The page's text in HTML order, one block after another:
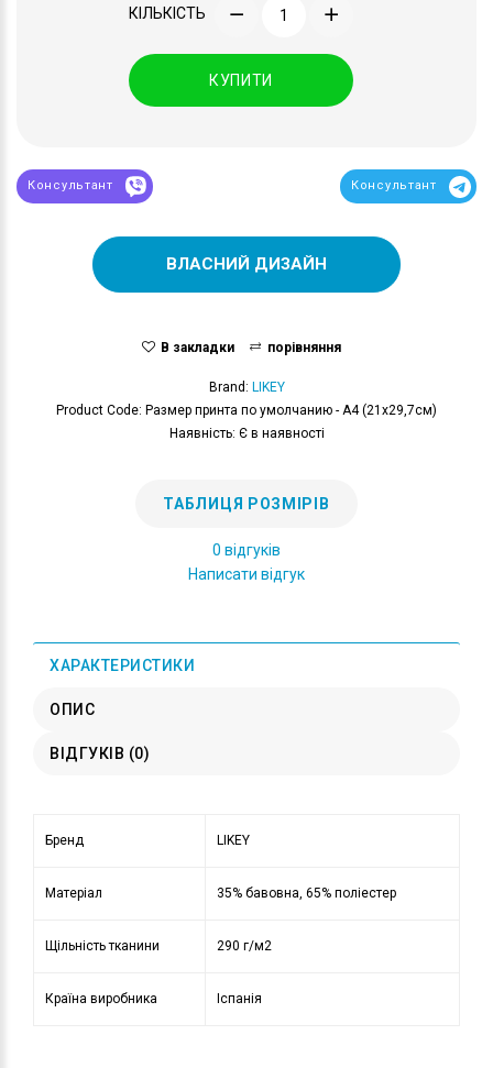
КІЛЬКІСТЬ
КУПИТИ
Консультант Консультант
ВЛАСНИЙ ДИЗАЙН
В закладки порівняння
Brand: LIKEY
Product Code: Размер принта по умолчанию - А4 (21x29,7см)
Наявність: Є в наявності
ТАБЛИЦЯ РОЗМІРІВ
0 відгуків
Написати відгук
ХАРАКТЕРИСТИКИ
ОПИС
ВІДГУКІВ (0)
Бренд LIKEY
Матеріал 35% бавовна, 65% поліестер
Щільність тканини 290 г/м2
Країна виробника Іспанія